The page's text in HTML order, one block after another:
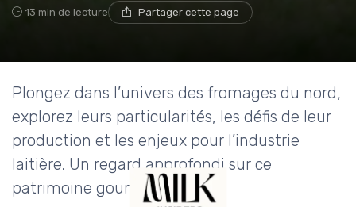
13 min de lecture Partager cette page
Plongez dans l’univers des fromages du nord,
explorez leurs particularités, les défis de leur
production et les enjeux pour l’industrie
laitière. Un regard approfondi sur ce
patrimoine gourmand.